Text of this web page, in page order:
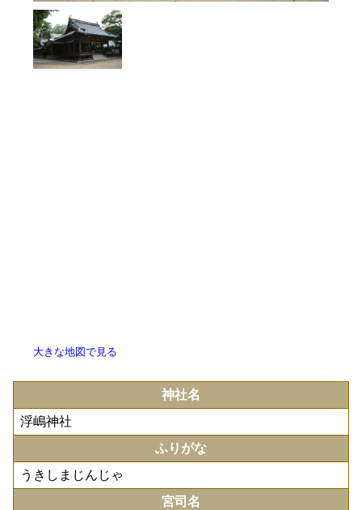
大きな地図で見る
神社名
浮嶋神社
ふりがな
うきしまじんじゃ
宮司名